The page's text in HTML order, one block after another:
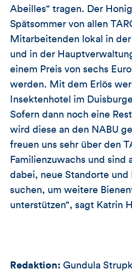
Abeilles“ tragen. Der
Spätsommer von allen
Mitarbeitenden lokal in
und in der
einem Preis von sechs
werden. Mit dem Erlös
Insektenhotel im
Sofern dann noch eine
wird diese an den NABU
freuen uns sehr über den
Familienzuwachs und sind
dabei, neue Standorte und
suchen, um weitere
unterstützen“, sagt Katrin
Redaktion: Gundula